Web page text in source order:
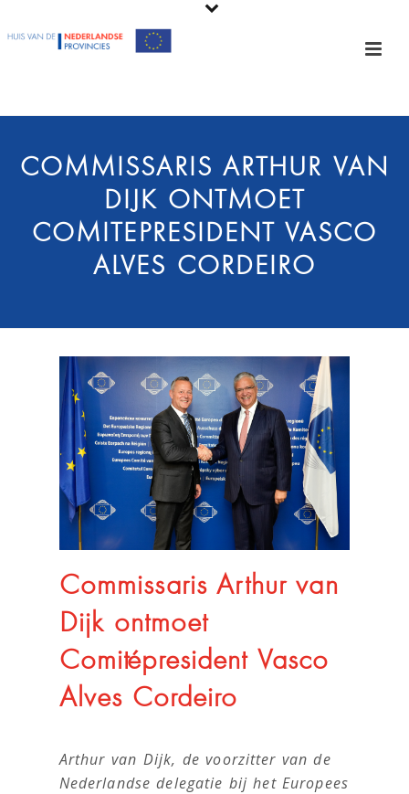
COMMISSARIS ARTHUR VAN
DIJK ONTMOET
COMITÉPRESIDENT VASCO
ALVES CORDEIRO
Commissaris Arthur van
Dijk ontmoet
Comitépresident Vasco
Alves Cordeiro
Arthur van Dijk, de voorzitter van de
Nederlandse delegatie bij het Europees